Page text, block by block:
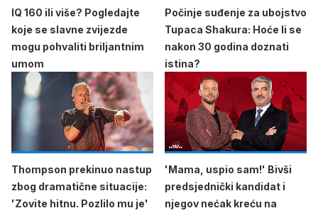
IQ 160 ili više? Pogledajte
koje se slavne zvijezde
mogu pohvaliti briljantnim
umom
Počinje suđenje za ubojstvo
Tupaca Shakura: Hoće li se
nakon 30 godina doznati
istina?
Thompson prekinuo nastup
zbog dramatične situacije:
'Zovite hitnu. Pozlilo mu je'
'Mama, uspio sam!' Bivši
predsjednički kandidat i
njegov nećak kreću na